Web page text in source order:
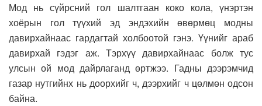
Мод нь сүйрсний гол шалтгаан коко кола, үнэртэн
хоёрын гол түүхий эд эндэхийн өвөрмөц модны
давирхайнаас гардагтай холбоотой гэнэ. Үүнийг араб
давирхай гэдэг аж. Тэрхүү давирхайнаас болж тус
улсын ой мод дайрлаганд өртжээ. Гадны дээрэмчид
газар нутгийнх нь доорхийг ч, дээрхийг ч цөлмөн одсон
байна.